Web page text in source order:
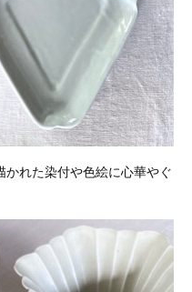
れた染付や色絵に心華やぐ